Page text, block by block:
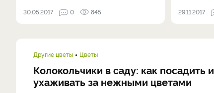
30.05.2017 0 845 29.11.2017
Другие цветы Цветы
Колокольчики в саду: как посадить и
ухаживать за нежными цветами